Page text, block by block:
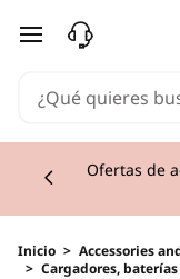
Ir al contenido
Ofertas de
Inicio > Accessories
> Cargadores,